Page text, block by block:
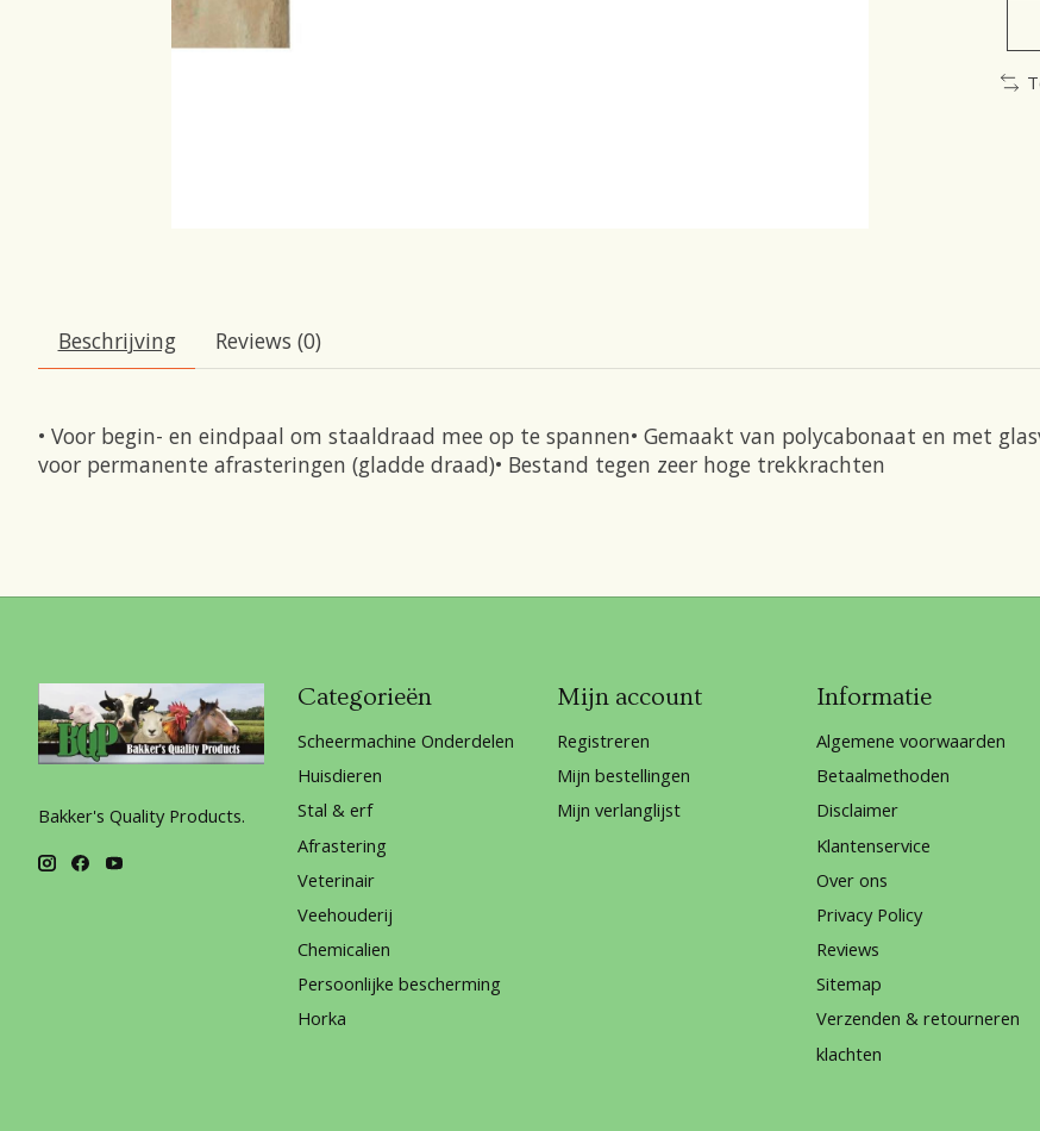
Beschrijving Reviews (0)
• Voor begin- en eindpaal om staaldraad mee op te spannen• Gemaakt van polycabonaat en met
voor permanente afrasteringen (gladde draad)• Bestand tegen zeer hoge trekkrachten
Bakker's Quality Products.
Categorieën
Scheermachine Onderdelen
Huisdieren
Stal & erf
Afrastering
Veterinair
Veehouderij
Chemicalien
Persoonlijke bescherming
Horka
Mijn account
Registreren
Mijn bestellingen
Mijn verlanglijst
Informatie
Algemene voorwaarden
Betaalmethoden
Disclaimer
Klantenservice
Over ons
Privacy Policy
Reviews
Sitemap
Verzenden & retourneren
klachten